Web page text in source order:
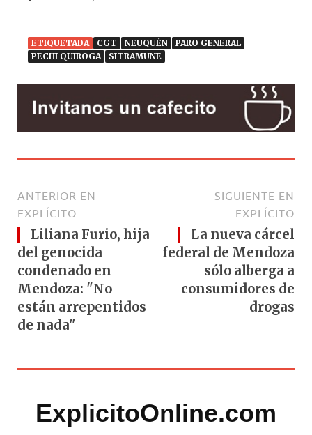
ETIQUETADA CGT NEUQUÉN
PARO GENERAL
PECHI QUIROGA
SITRAMUNE
ANTERIOR EN
EXPLÍCITO
Liliana Furio, hija
del genocida
condenado en
Mendoza: "No
están arrepentidos
de nada"
SIGUIENTE EN
EXPLÍCITO
La nueva cárcel
federal de Mendoza
sólo alberga a
consumidores de
drogas
ExplicitoOnline.com